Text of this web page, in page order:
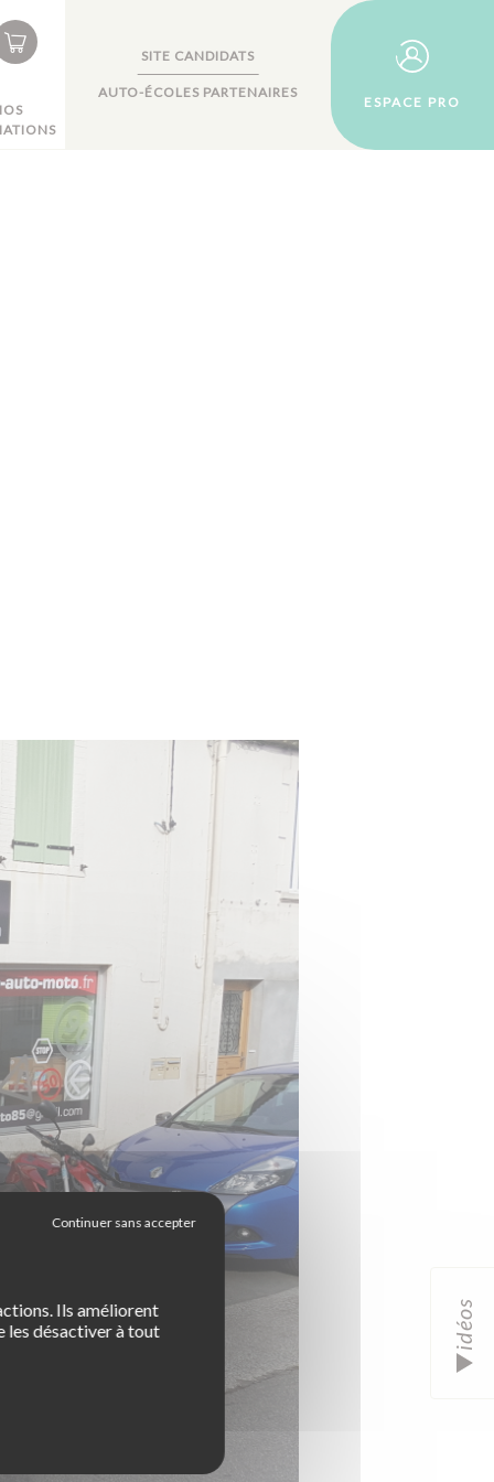
SITE CANDIDATS
AUTO-ÉCOLES PARTENAIRES
ESPACE PRO
idéos
Ils améliorent
les désactiver à tout